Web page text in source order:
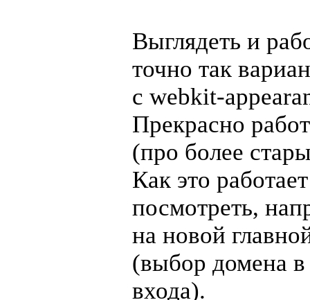
Выглядеть и
точно так
с webkit-
Прекрасно
(про более
Как это
посмотреть,
на новой
(выбор домена
входа).